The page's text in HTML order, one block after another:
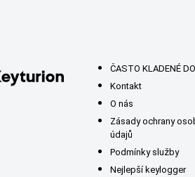
ČASTO KLADENÉ
Kontakt
O nás
Zásady ochrany
údajů
Podmínky služby
Nejlepší keylogger